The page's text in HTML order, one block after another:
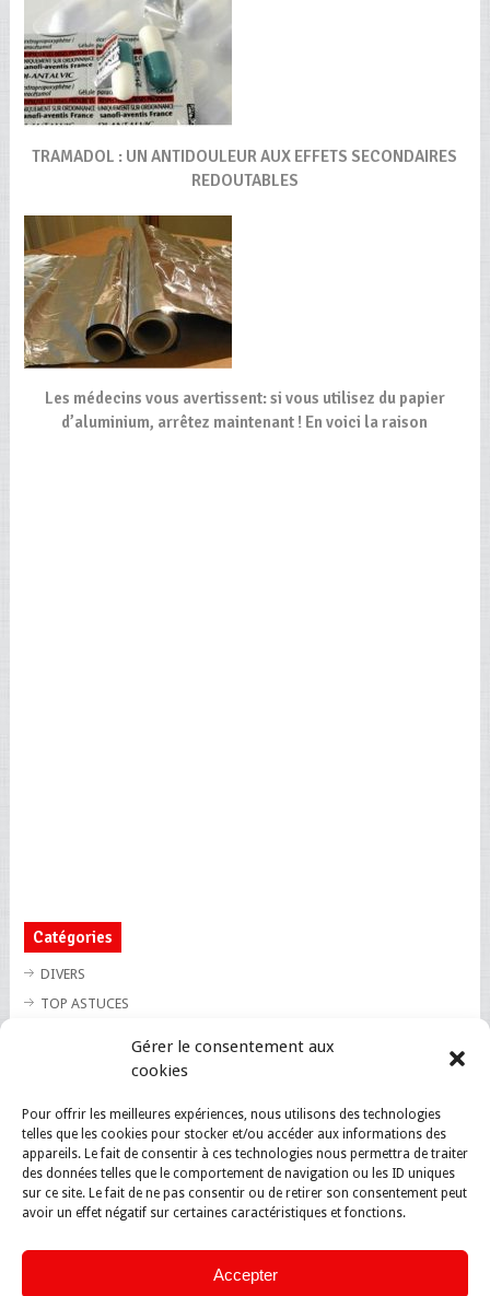
Gérer le consentement aux
cookies
Pour offrir les meilleures expériences, nous utilisons des technologies
telles que les cookies pour stocker et/ou accéder aux informations des
appareils. Le fait de consentir à ces technologies nous permettra de traiter
des données telles que le comportement de navigation ou les ID uniques
sur ce site. Le fait de ne pas consentir ou de retirer son consentement peut
avoir un effet négatif sur certaines caractéristiques et fonctions.
Accepter
TRAMADOL : UN ANTIDOULEUR AUX EFFETS SECONDAIRES
REDOUTABLES
Les médecins vous avertissent: si vous utilisez du papier
d’aluminium, arrêtez maintenant ! En voici la raison
Catégories
DIVERS
TOP ASTUCES
TOP INSOLITE
TOP SANTE